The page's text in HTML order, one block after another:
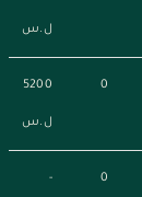
ل.س
0
5200
ل.س
0
-